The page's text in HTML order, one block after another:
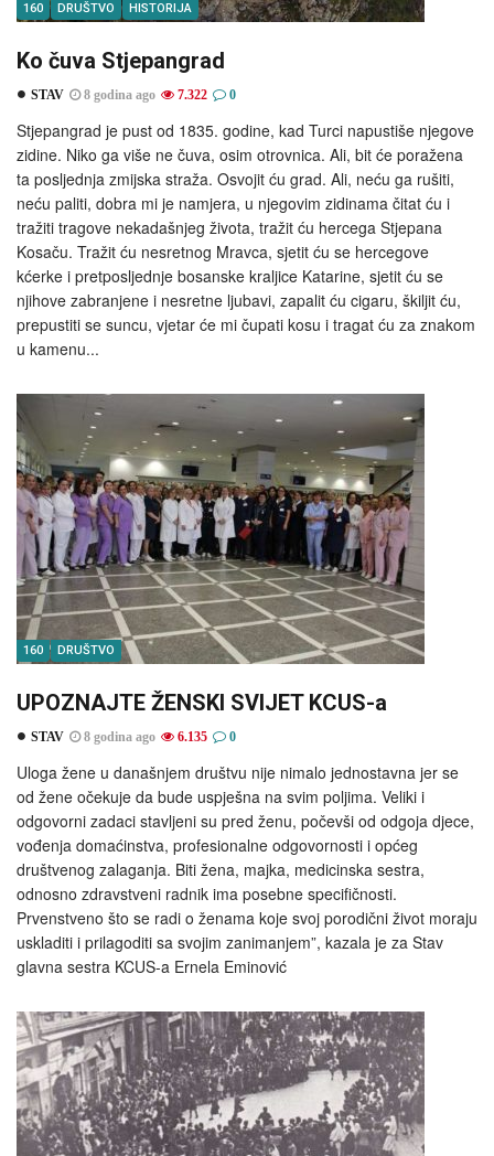
160 DRUŠTVO HISTORIJA
Ko čuva Stjepangrad
STAV 8 godina ago 7.322 0
Stjepangrad je pust od 1835. godine, kad Turci napustiše njegove
zidine. Niko ga više ne čuva, osim otrovnica. Ali, bit će poražena
ta posljednja zmijska straža. Osvojit ću grad. Ali, neću ga rušiti,
neću paliti, dobra mi je namjera, u njegovim zidinama čitat ću i
tražiti tragove nekadašnjeg života, tražit ću hercega Stjepana
Kosaču. Tražit ću nesretnog Mravca, sjetit ću se hercegove
kćerke i pretposljednje bosanske kraljice Katarine, sjetit ću se
njihove zabranjene i nesretne ljubavi, zapalit ću cigaru, škiljit ću,
prepustiti se suncu, vjetar će mi čupati kosu i tragat ću za znakom
u kamenu...
160 DRUŠTVO
UPOZNAJTE ŽENSKI SVIJET KCUS-a
STAV 8 godina ago 6.135 0
Uloga žene u današnjem društvu nije nimalo jednostavna jer se
od žene očekuje da bude uspješna na svim poljima. Veliki i
odgovorni zadaci stavljeni su pred ženu, počevši od odgoja djece,
vođenja domaćinstva, profesionalne odgovornosti i općeg
društvenog zalaganja. Biti žena, majka, medicinska sestra,
odnosno zdravstveni radnik ima posebne specifičnosti.
Prvenstveno što se radi o ženama koje svoj porodični život moraju
uskladiti i prilagoditi sa svojim zanimanjem”, kazala je za Stav
glavna sestra KCUS-a Ernela Eminović